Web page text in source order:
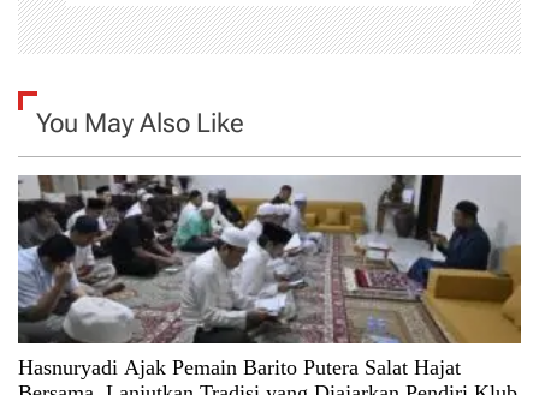
You May Also Like
Hasnuryadi Ajak Pemain Barito Putera Salat Hajat